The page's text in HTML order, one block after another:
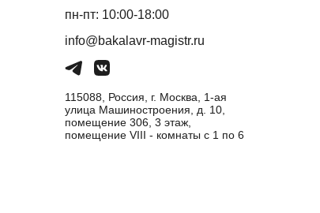
пн-пт: 10:00-18:00
info@bakalavr-magistr.ru
115088, Россия, г. Москва, 1-ая
улица Машиностроения, д. 10,
помещение 306, 3 этаж,
помещение VIII - комнаты с 1 по 6